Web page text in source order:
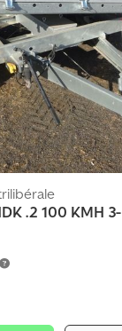
.2 100 KMH 3-